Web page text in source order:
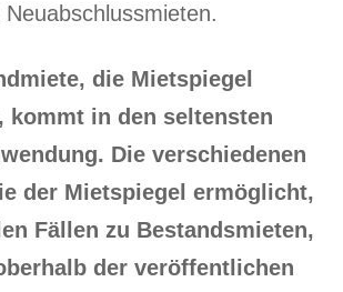
die Mietspiegel
kommt in den seltensten
Die verschiedenen
der Mietspiegel ermöglicht,
Fällen zu Bestandsmieten,
der veröffentlichen